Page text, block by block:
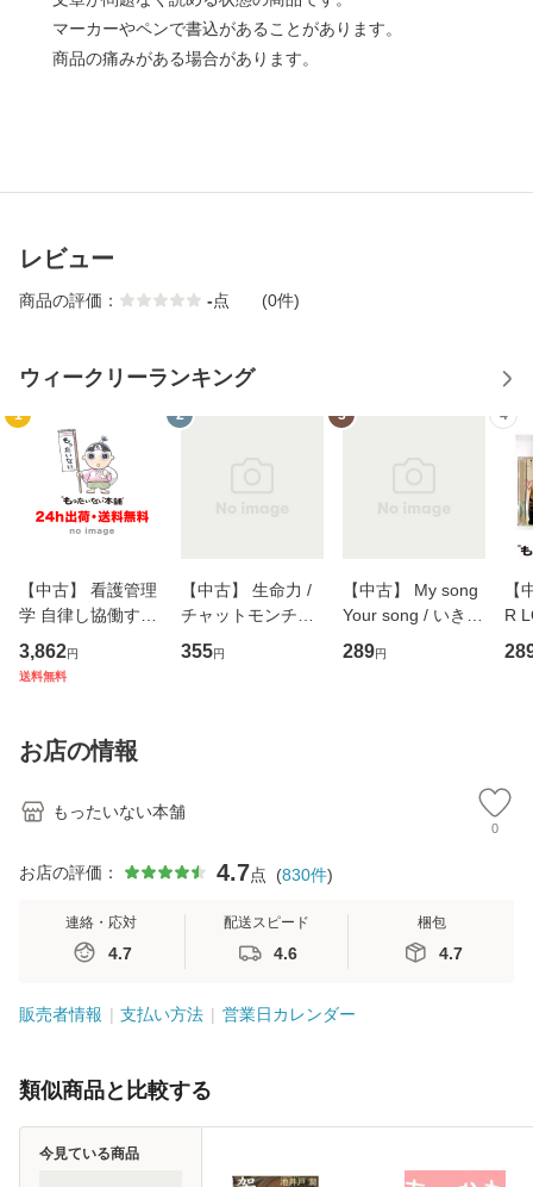
マーカーやペンで書込があることがあります。
商品の痛みがある場合があります。
レビュー
商品の評価： -点 (0件)
ウィークリーランキング
1
【中古】 看護管理
学 自律し協働する
専門職の看護マネ
ジメントスキル 改
恵 藤本幸三 / 南江
堂 [単行
3,862円
送料無料
2
【中古】 生命力 /
チャットモンチー /
キューンレコード
[CD]【メール便送
355円
3
【中古】 My song
Your song / いきも
のがかり / [CD]
【メール便送料無
289円
4
【
R
産
お店の情報
もったいない本舗
0
お店の評価： 4.7点 (830件)
連絡・応対
4.7
配送スピード
4.6
梱包
4.7
販売者情報 支払い方法 営業日カレンダー
類似商品と比較する
今見ている商品